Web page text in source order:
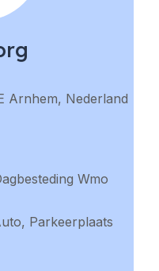
Arnhem, Nederland
Wmo
Parkeerplaats